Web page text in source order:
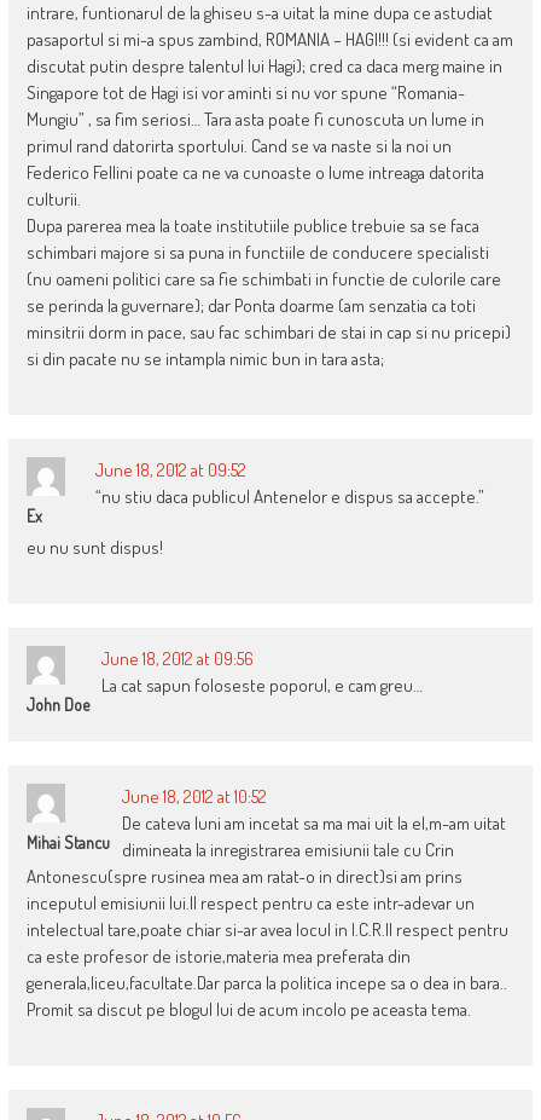
intrare, funtionarul de la ghiseu s-a uitat la mine dupa ce astudiat
pasaportul si mi-a spus zambind, ROMANIA – HAGI!!! (si evident ca am
discutat putin despre talentul lui Hagi); cred ca daca merg maine in
Singapore tot de Hagi isi vor aminti si nu vor spune “Romania-
Mungiu” , sa fim seriosi… Tara asta poate fi cunoscuta un lume in
primul rand datorirta sportului. Cand se va naste si la noi un
Federico Fellini poate ca ne va cunoaste o lume intreaga datorita
culturii.
Dupa parerea mea la toate institutiile publice trebuie sa se faca
schimbari majore si sa puna in functiile de conducere specialisti
(nu oameni politici care sa fie schimbati in functie de culorile care
se perinda la guvernare); dar Ponta doarme (am senzatia ca toti
minsitrii dorm in pace, sau fac schimbari de stai in cap si nu pricepi)
si din pacate nu se intampla nimic bun in tara asta;
Ex
June 18, 2012 at 09:52
“nu stiu daca publicul Antenelor e dispus sa accepte.”
eu nu sunt dispus!
John Doe
June 18, 2012 at 09:56
La cat sapun foloseste poporul, e cam greu…
Mihai Stancu
June 18, 2012 at 10:52
De cateva luni am incetat sa ma mai uit la el,m-am uitat
dimineata la inregistrarea emisiunii tale cu Crin
Antonescu(spre rusinea mea am ratat-o in direct)si am prins
inceputul emisiunii lui.Il respect pentru ca este intr-adevar un
intelectual tare,poate chiar si-ar avea locul in I.C.R.Il respect pentru
ca este profesor de istorie,materia mea preferata din
generala,liceu,facultate.Dar parca la politica incepe sa o dea in bara..
Promit sa discut pe blogul lui de acum incolo pe aceasta tema.